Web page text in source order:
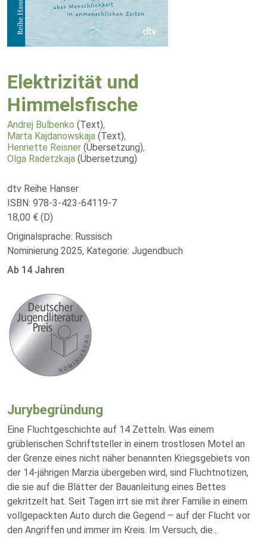
Elektrizität und
Himmelsfische
Andrej Bulbenko (Text),
Marta Kajdanowskaja (Text),
Henriette Reisner (Übersetzung),
Olga Radetzkaja (Übersetzung)
dtv Reihe Hanser
ISBN: 978-3-423-64119-7
18,00 € (D)
Originalsprache: Russisch
Nominierung 2025, Kategorie: Jugendbuch
Ab 14 Jahren
Jurybegründung
Eine Fluchtgeschichte auf 14 Zetteln. Was einem
grüblerischen Schriftsteller in einem trostlosen Motel an
der Grenze eines nicht näher benannten Kriegsgebiets von
der 14-jährigen Marzia übergeben wird, sind Fluchtnotizen,
die sie auf die Blätter der Bauanleitung eines Bettes
gekritzelt hat. Seit Tagen irrt sie mit ihrer Familie in einem
vollgepackten Auto durch die Gegend – auf der Flucht vor
den Angriffen und immer im Kreis. Im Versuch, die...